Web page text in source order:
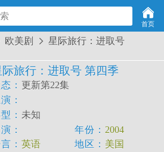
首页
欧美剧  星际旅行：进取号
际旅行：进取号 第四季
： 更新第22集
：
Blalock
： 未知
：
Burton
年份： 2004
： 英语 地区： 美国